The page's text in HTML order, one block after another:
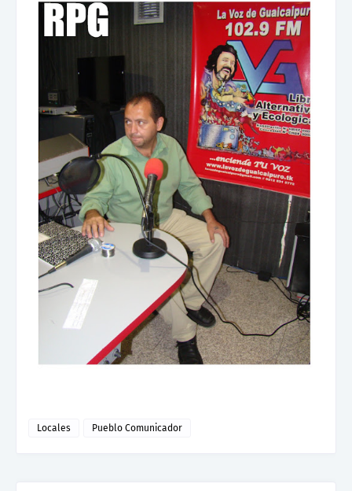
Locales Pueblo Comunicador